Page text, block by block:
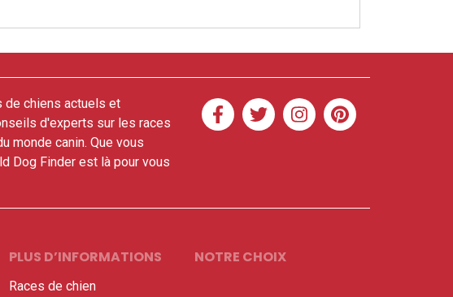
de chiens actuels et
d'experts sur les races
monde canin. Que vous
Dog Finder est là pour vous
PLUS D’INFORMATIONS
Races de chien
NOTRE CHOIX